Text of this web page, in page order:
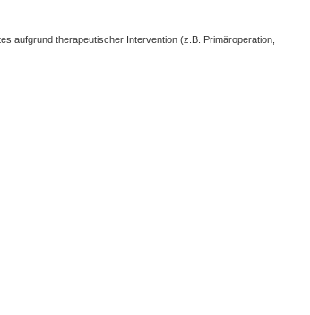
aufgrund therapeutischer Intervention (z.B. Primäroperation,